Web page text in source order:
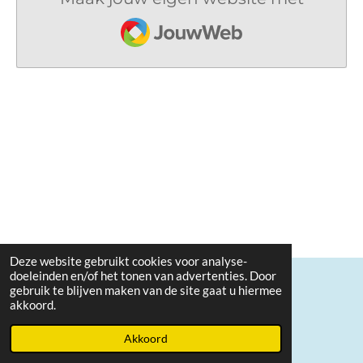
Deze website gebruikt cookies voor analyse-
doeleinden en/of het tonen van advertenties. Door
gebruik te blijven maken van de site gaat u hiermee
akkoord.
Akkoord
JouwWeb
© 2020 - 2026 Uw Koninkrijk kome